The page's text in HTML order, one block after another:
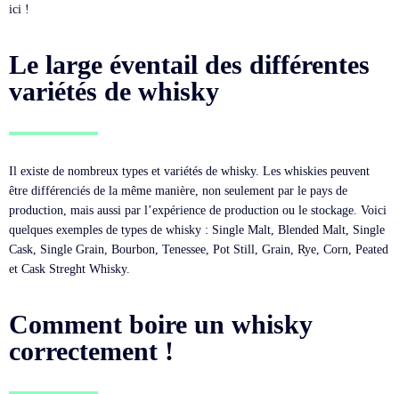
ici !
Le large éventail des différentes
variétés de whisky
Il existe de nombreux types et variétés de whisky. Les whiskies peuvent
être différenciés de la même manière, non seulement par le pays de
production, mais aussi par l’expérience de production ou le stockage. Voici
quelques exemples de types de whisky : Single Malt, Blended Malt, Single
Cask, Single Grain, Bourbon, Tenessee, Pot Still, Grain, Rye, Corn, Peated
et Cask Streght Whisky.
Comment boire un whisky
correctement !